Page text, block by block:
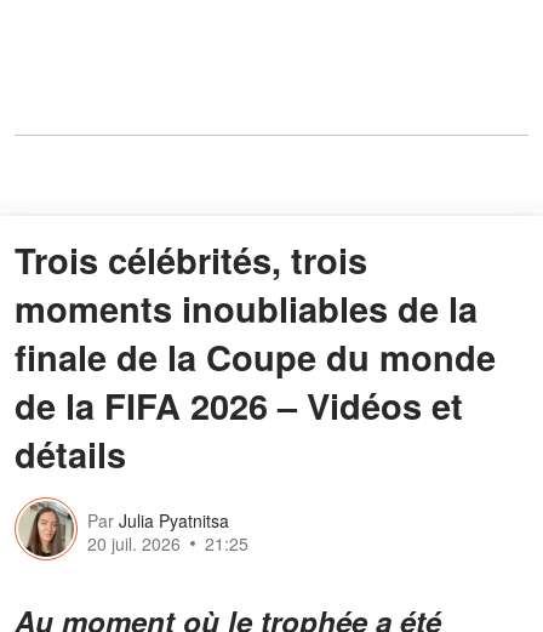
Trois célébrités, trois
moments inoubliables de la
finale de la Coupe du monde
de la FIFA 2026 – Vidéos et
détails
Par Julia Pyatnitsa
20 juil. 2026
21:25
Au moment où le trophée a été